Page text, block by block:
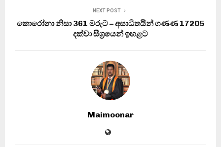
NEXT POST
කොරෝනා නිසා 361 මරුට – අසාධිතයින් ගණණ 17205
දක්වා සීග්‍රයෙන් ඉහළට
Maimoonar